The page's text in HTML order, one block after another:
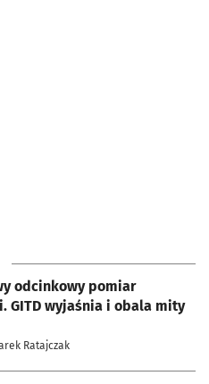
odcinkowy pomiar
GITD wyjaśnia i obala mity
Ratajczak